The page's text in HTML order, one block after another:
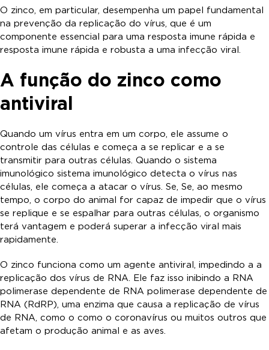
O zinco, em particular, desempenha um papel fundamental
na prevenção da replicação do vírus, que é um
componente essencial para uma resposta imune rápida e
resposta imune rápida e robusta a uma infecção viral.
A função do zinco como
antiviral
Quando um vírus entra em um corpo, ele assume o
controle das células e começa a se replicar e a se
transmitir para outras células. Quando o sistema
imunológico sistema imunológico detecta o vírus nas
células, ele começa a atacar o vírus. Se, Se, ao mesmo
tempo, o corpo do animal for capaz de impedir que o vírus
se replique e se espalhar para outras células, o organismo
terá vantagem e poderá superar a infecção viral mais
rapidamente.
O zinco funciona como um agente antiviral, impedindo a a
replicação dos vírus de RNA. Ele faz isso inibindo a RNA
polimerase dependente de RNA polimerase dependente de
RNA (RdRP), uma enzima que causa a replicação de vírus
de RNA, como o como o coronavírus ou muitos outros que
afetam o produção animal e as aves.